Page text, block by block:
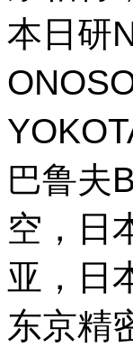
本日研
巴鲁夫
空，日
亚，日
东京精